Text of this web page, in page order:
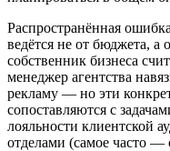
Распространённая
ведётся не от бюджета, а
собственник бизнеса
менеджер агентства
рекламу — но эти
сопоставляются с
лояльности клиентской
отделами (самое часто —